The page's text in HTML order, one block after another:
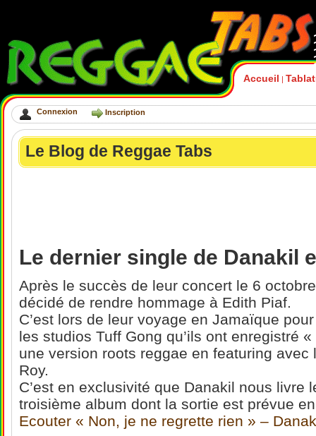
Accueil |
Connexion Inscription
Le Blog de Reggae Tabs
Le dernier single de Danakil
Après le succès de leur concert le 6
décidé de rendre hommage à Edith Piaf.
C’est lors de leur voyage en Jamaïque
les studios Tuff Gong qu’ils ont enregistré
une version roots reggae en featuring
Roy.
C’est en exclusivité que Danakil nous livre
troisième album dont la sortie est prévue
Ecouter « Non, je ne regrette rien » –